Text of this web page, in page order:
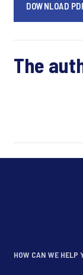
DOWNLOAD
The
HOW CAN WE HELP